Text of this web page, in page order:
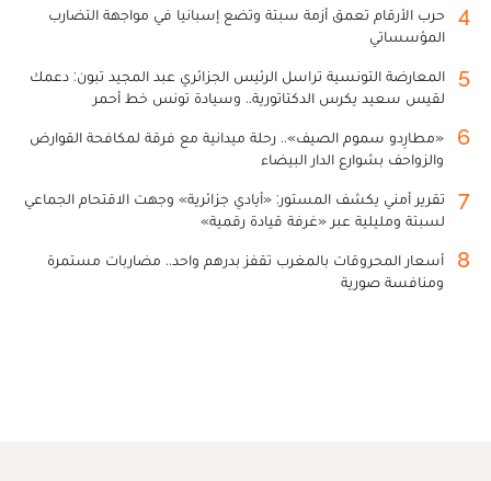
4
حرب الأرقام تعمق أزمة سبتة وتضع إسبانيا في مواجهة التضارب
المؤسساتي
5
المعارضة التونسية تراسل الرئيس الجزائري عبد المجيد تبون: دعمك
لقيس سعيد يكرس الدكتاتورية.. وسيادة تونس خط أحمر
6
«مطارِدو سموم الصيف».. رحلة ميدانية مع فرقة لمكافحة القوارض
والزواحف بشوارع الدار البيضاء
7
تقرير أمني يكشف المستور: «أيادي جزائرية» وجهت الاقتحام الجماعي
لسبتة ومليلية عبر «غرفة قيادة رقمية»
8
أسعار المحروقات بالمغرب تقفز بدرهم واحد.. مضاربات مستمرة
ومنافسة صورية